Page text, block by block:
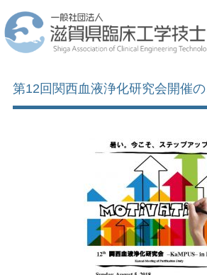
第12回関西血液浄化研究会開催